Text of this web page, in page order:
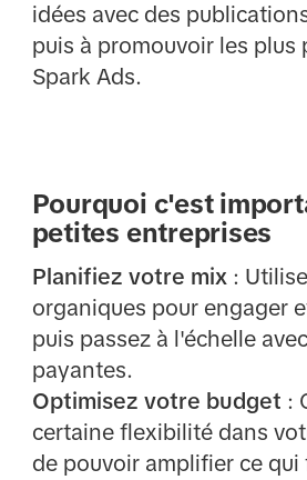
idées avec des
puis à promouvoir les plus
Spark Ads.
Pourquoi c'est
petites entreprises
Planifiez votre mix :
organiques pour engager
puis passez à l'échelle
payantes.
Optimisez votre budget :
certaine flexibilité dans
de pouvoir amplifier ce